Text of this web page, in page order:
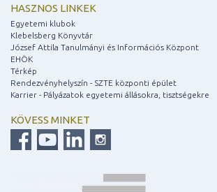
HASZNOS LINKEK
Egyetemi klubok
Klebelsberg Könyvtár
József Attila Tanulmányi és Információs Központ
EHÖK
Térkép
Rendezvényhelyszín - SZTE központi épület
Karrier - Pályázatok egyetemi állásokra, tisztségekre
KÖVESS MINKET